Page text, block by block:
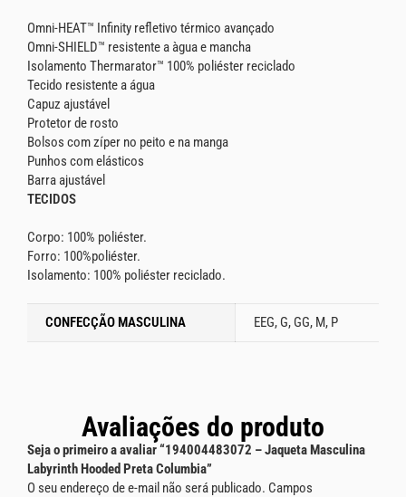
Omni-HEAT™ Infinity refletivo térmico avançado
Omni-SHIELD™ resistente a àgua e mancha
Isolamento Thermarator™ 100% poliéster reciclado
Tecido resistente a água
Capuz ajustável
Protetor de rosto
Bolsos com zíper no peito e na manga
Punhos com elásticos
Barra ajustável
TECIDOS
Corpo: 100% poliéster.
Forro: 100%poliéster.
Isolamento: 100% poliéster reciclado.
CONFECÇÃO MASCULINA EEG, G, GG, M, P
Avaliações do produto
Seja o primeiro a avaliar “194004483072 – Jaqueta Masculina
Labyrinth Hooded Preta Columbia”
O seu endereço de e-mail não será publicado. Campos